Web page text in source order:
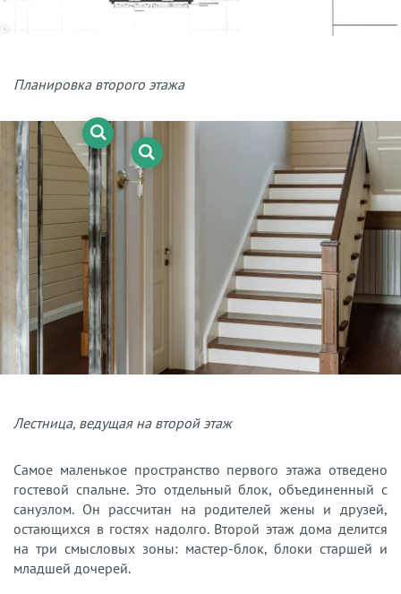
Планировка второго этажа
Лестница, ведущая на второй этаж
Самое маленькое пространство первого этажа отведено
гостевой спальне. Это отдельный блок, объединенный с
санузлом. Он рассчитан на родителей жены и друзей,
остающихся в гостях надолго. Второй этаж дома делится
на три смысловых зоны: мастер-блок, блоки старшей и
младшей дочерей.